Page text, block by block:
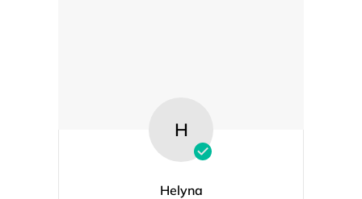
H
Helyna